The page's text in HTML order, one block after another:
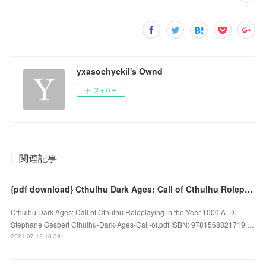
yxasochyckil's Ownd
フォロー
関連記事
{pdf download} Cthulhu Dark Ages: Call of Cthulhu Roleplaying in the Year 1000 A. D.
Cthulhu Dark Ages: Call of Cthulhu Roleplaying in the Year 1000 A. D..
Stephane Gesbert Cthulhu-Dark-Ages-Call-of.pdf ISBN: 9781568821719 …
2021.07.12 18:39